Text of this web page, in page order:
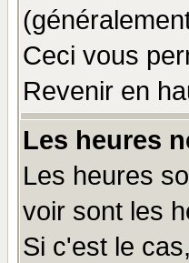
Ceci vous
Revenir en
Les heures
Les heures
voir sont les
Si c'est le